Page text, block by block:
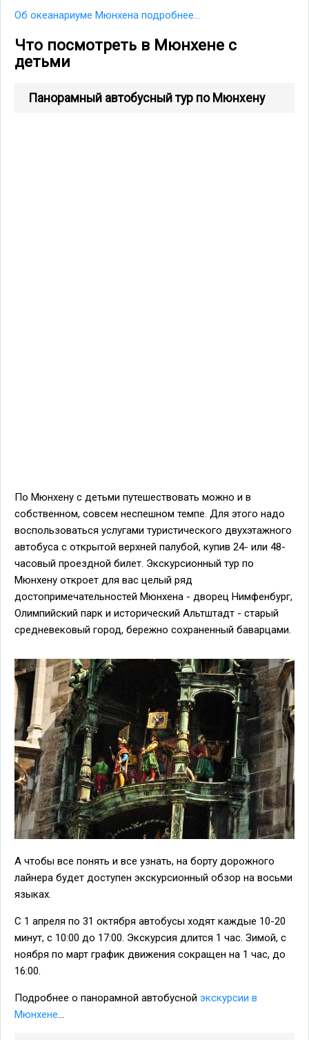
Об океанариуме Мюнхена подробнее...
Что посмотреть в Мюнхене с
детьми
Панорамный автобусный тур по Мюнхену
По Мюнхену с детьми путешествовать можно и в
собственном, совсем неспешном темпе. Для этого надо
воспользоваться услугами туристического двухэтажного
автобуса с открытой верхней палубой, купив 24- или 48-
часовый проездной билет. Экскурсионный тур по
Мюнхену откроет для вас целый ряд
достопримечательностей Мюнхена - дворец Нимфенбург,
Олимпийский парк и исторический Альтштадт - старый
средневековый город, бережно сохраненный баварцами.
А чтобы все понять и все узнать, на борту дорожного
лайнера будет доступен экскурсионный обзор на восьми
языках.
С 1 апреля по 31 октября автобусы ходят каждые 10-20
минут, с 10:00 до 17:00. Экскурсия длится 1 час. Зимой, с
ноября по март график движения сокращен на 1 час, до
16:00.
Подробнее о панорамной автобусной экскурсии в
Мюнхене...